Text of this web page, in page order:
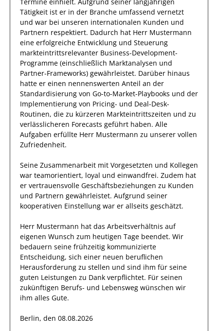
Tätigkeit ist er in der Branche umfassend vernetzt
und war bei unseren internationalen Kunden und
Partnern respektiert. Dadurch hat Herr Mustermann
eine erfolgreiche Entwicklung und Steuerung
markteintrittsrelevanter Business-Development-
Programme (einschließlich Marktanalysen und
Partner-Frameworks) gewährleistet. Darüber hinaus
hatte er einen nennenswerten Anteil an der
Standardisierung von Go-to-Market-Playbooks und der
Implementierung von Pricing- und Deal-Desk-
Routinen, die zu kürzeren Markteintrittszeiten und zu
verlässlicheren Forecasts geführt haben. Alle
Aufgaben erfüllte Herr Mustermann zu unserer vollen
Zufriedenheit.
Seine Zusammenarbeit mit Vorgesetzten und Kollegen
war teamorientiert, loyal und einwandfrei. Zudem hat
er vertrauensvolle Geschäftsbeziehungen zu Kunden
und Partnern gewährleistet. Aufgrund seiner
kooperativen Einstellung war er allseits geschätzt.
Herr Mustermann hat das Arbeitsverhältnis auf
eigenen Wunsch zum heutigen Tage beendet. Wir
bedauern seine frühzeitig kommunizierte
Entscheidung, sich einer neuen beruflichen
Herausforderung zu stellen und sind ihm für seine
guten Leistungen zu Dank verpflichtet. Für seinen
zukünftigen Berufs- und Lebensweg wünschen wir
ihm alles Gute.
Berlin, den 08.08.2026